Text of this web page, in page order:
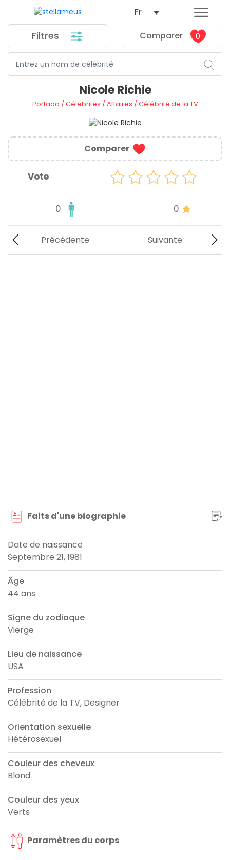
Filtres Comparer 0
Fr
Nicole Richie
Portada /Célébrités /Affaires /Célébrité de la TV
Comparer
Vote
0 0
Suivante
Précédente
Faits d'une biographie
Date de naissance
Septembre 21, 1981
Âge
44 ans
Signe du zodiaque
Vierge
Lieu de naissance
USA
Profession
Célébrité de la TV, Designer
Orientation sexuelle
Hétérosexuel
Couleur des cheveux
Blond
Couleur des yeux
Verts
Paramètres du corps